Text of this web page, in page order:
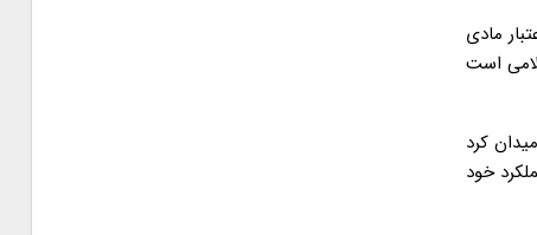
مادی
است
کرد
خود